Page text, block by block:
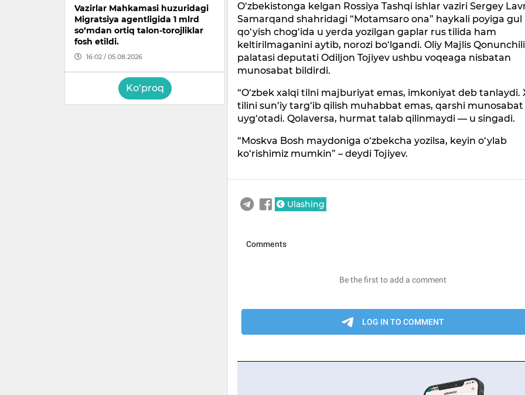
Vazirlar Mahkamasi huzuridagi
Migratsiya agentligida 1 mlrd
so‘mdan ortiq talon-torojliklar
fosh etildi.
16:02 / 05.08.2026
Ko‘proq
O‘zbekistonga kelgan Rossiya Tashqi ishlar vaziri Sergey
Samarqand shahridagi “Motamsaro ona” haykali poyiga gul
qo‘yish chog‘ida u yerda yozilgan gaplar rus tilida ham
keltirilmaganini aytib, norozi bo‘lgandi. Oliy Majlis
palatasi deputati Odiljon Tojiyev ushbu voqeaga nisbatan
munosabat bildirdi.
“O‘zbek xalqi tilni majburiyat emas, imkoniyat deb tanlaydi.
tilini sun’iy targ‘ib qilish muhabbat emas, qarshi munosabat
uyg‘otadi. Qolaversa, hurmat talab qilinmaydi — u singadi.
“Moskva Bosh maydoniga o‘zbekcha yozilsa, keyin o‘ylab
ko‘rishimiz mumkin” – deydi Tojiyev.
Ulashing